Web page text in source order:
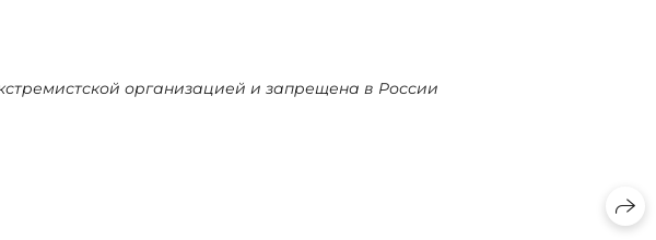
организацией и запрещена в России